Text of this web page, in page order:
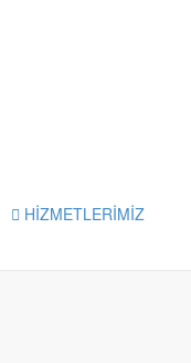
HİZMETLERİMİZ